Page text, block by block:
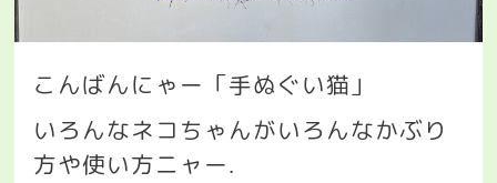
こんばんにゃー「手ぬぐい猫」
いろんなネコちゃんがいろんなかぶり
方や使い方ニャー.